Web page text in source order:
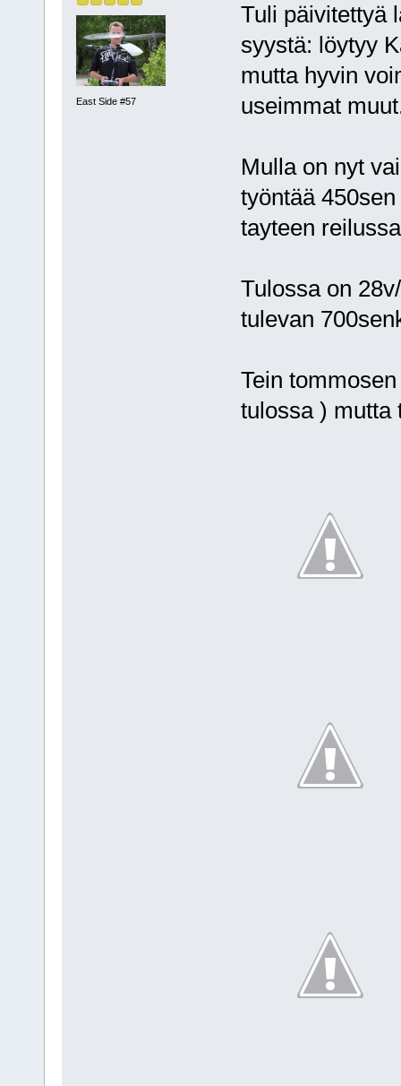
East Side #57
Tuli päivitettyä
syystä: löytyy
mutta hyvin
useimmat
Mulla on nyt
työntää
tayteen
Tulossa on
tulevan
Tein
tulossa ) mutta